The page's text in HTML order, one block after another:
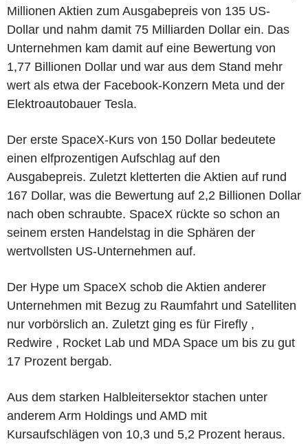
Millionen Aktien zum Ausgabepreis von 135 US-
Dollar und nahm damit 75 Milliarden Dollar ein. Das
Unternehmen kam damit auf eine Bewertung von
1,77 Billionen Dollar und war aus dem Stand mehr
wert als etwa der Facebook-Konzern Meta und der
Elektroautobauer Tesla.
Der erste SpaceX-Kurs von 150 Dollar bedeutete
einen elfprozentigen Aufschlag auf den
Ausgabepreis. Zuletzt kletterten die Aktien auf rund
167 Dollar, was die Bewertung auf 2,2 Billionen Dollar
nach oben schraubte. SpaceX rückte so schon an
seinem ersten Handelstag in die Sphären der
wertvollsten US-Unternehmen auf.
Der Hype um SpaceX schob die Aktien anderer
Unternehmen mit Bezug zu Raumfahrt und Satelliten
nur vorbörslich an. Zuletzt ging es für Firefly ,
Redwire , Rocket Lab und MDA Space um bis zu gut
17 Prozent bergab.
Aus dem starken Halbleitersektor stachen unter
anderem Arm Holdings und AMD mit
Kursaufschlägen von 10,3 und 5,2 Prozent heraus.